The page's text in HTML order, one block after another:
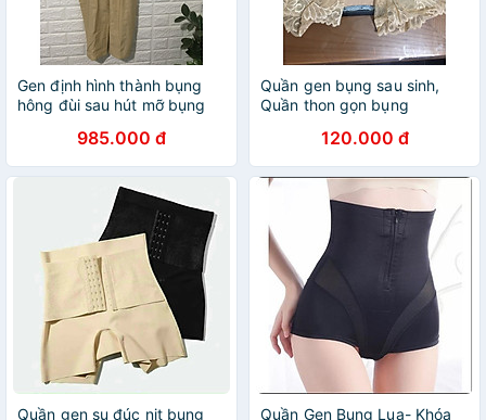
Gen định hình thành bụng
hông đùi sau hút mỡ bụng
985.000 đ
Quần gen bụng sau sinh,
Quần thon gọn bụng
120.000 đ
Quần gen su đúc nịt bụng
Quần Gen Bụng Lụa- Khóa